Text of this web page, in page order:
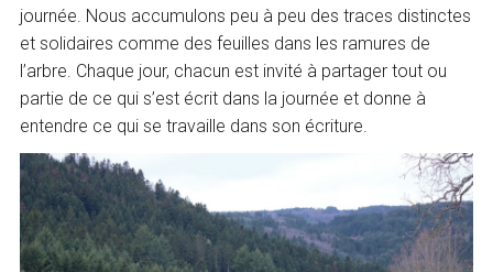
journée. Nous accumulons peu à peu des traces distinctes
et solidaires comme des feuilles dans les ramures de
l’arbre. Chaque jour, chacun est invité à partager tout ou
partie de ce qui s’est écrit dans la journée et donne à
entendre ce qui se travaille dans son écriture.